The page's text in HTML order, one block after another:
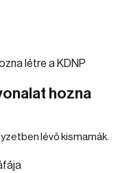
hozna
lévő kismamák.